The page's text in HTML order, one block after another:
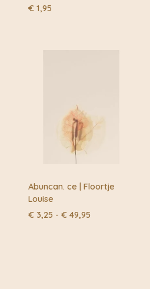
€ 1,95
Abuncan. ce | Floortje
Louise
€ 3,25 - € 49,95